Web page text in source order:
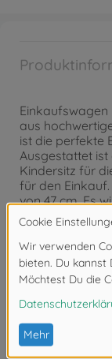
Einkaufswagen
aus
ist die perfekte
Ausgestattet
Kindersitz für
für den
von 47 cm. Es
Bewertungen